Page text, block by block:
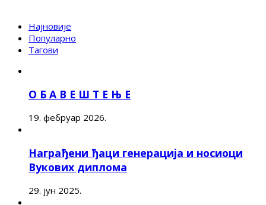
Најновије
Популарно
Тагови
О Б А В Е Ш Т Е Њ Е
19. фебруар 2026.
Награђени ђаци генерација и носиоци
Вукових диплома
29. јун 2025.